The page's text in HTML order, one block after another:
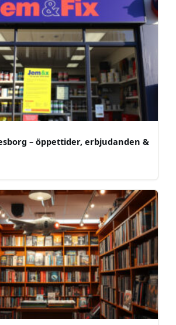
– öppettider, erbjudanden &